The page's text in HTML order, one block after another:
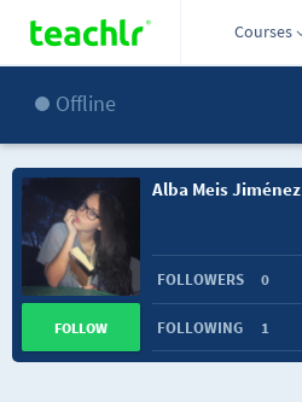
Courses
Offline
Alba Meis Jiménez
FOLLOWERS 0
FOLLOWING 1
FOLLOW